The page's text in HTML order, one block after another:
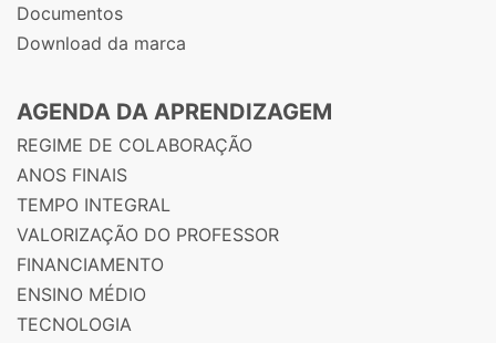
Documentos
Download da marca
AGENDA DA APRENDIZAGEM
REGIME DE COLABORAÇÃO
ANOS FINAIS
TEMPO INTEGRAL
VALORIZAÇÃO DO PROFESSOR
FINANCIAMENTO
ENSINO MÉDIO
TECNOLOGIA